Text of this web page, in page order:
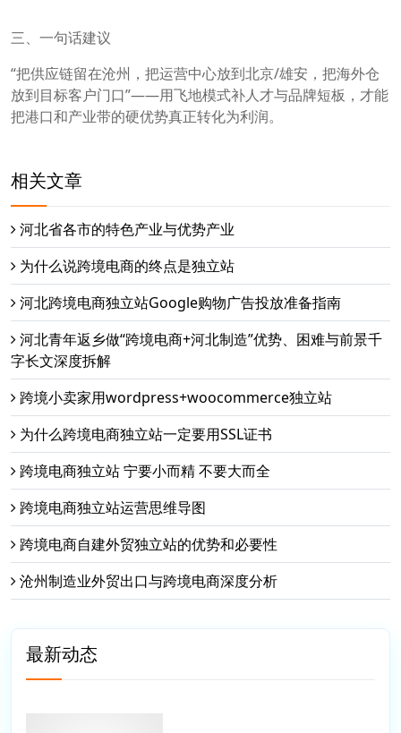
三、一句话建议
“把供应链留在沧州，把运营中心放到北京/雄安，把海外仓
放到目标客户门口”——用飞地模式补人才与品牌短板，才能
把港口和产业带的硬优势真正转化为利润。
相关文章
河北省各市的特色产业与优势产业
为什么说跨境电商的终点是独立站
河北跨境电商独立站Google购物广告投放准备指南
河北青年返乡做“跨境电商+河北制造”优势、困难与前景千
字长文深度拆解
跨境小卖家用wordpress+woocommerce独立站
为什么跨境电商独立站一定要用SSL证书
跨境电商独立站 宁要小而精 不要大而全
跨境电商独立站运营思维导图
跨境电商自建外贸独立站的优势和必要性
沧州制造业外贸出口与跨境电商深度分析
最新动态